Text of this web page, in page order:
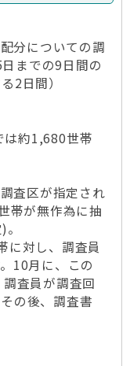
分についての調
までの9日間の
2日間）
約1,680世帯
査区が指定され
帯が無作為に抽
対し、調査員
10月に、この
査員が調査回
の後、調査書